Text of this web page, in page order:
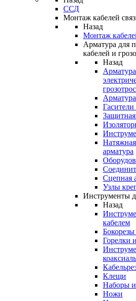
ССД
Монтаж кабелей
Назад
Монтаж
Арматура для
кабелей и
Назад
арматура
Сцепная
Узлы
Инструменты
Назад
кабелем
Горелки
Клещи
Наборы
Ножи